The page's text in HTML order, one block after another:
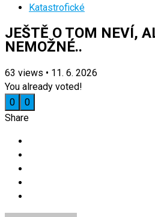
Katastrofické
JEŠTĚ O TOM NEVÍ,
NEMOŽNÉ..
63 views • 11. 6. 2026
You already voted!
0
0
Share